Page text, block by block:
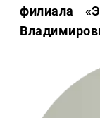
филиала